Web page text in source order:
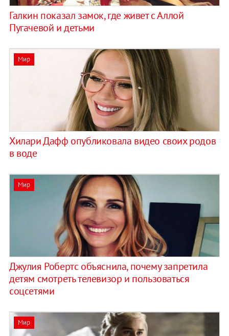
Галкин показал замок, где живет с Аллой
Пугачевой и детьми
Мир
Хилари Дафф опубликовала видео своих родов
в воде
Мир
Джулия Робертс объяснила, почему запретила
детям смотреть телевизор и пользоваться
соцсетями
Мир